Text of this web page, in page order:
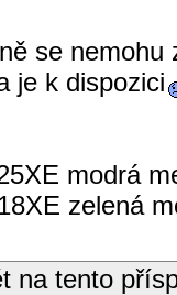
se
je k dispozici
modrá
zelená
na tento